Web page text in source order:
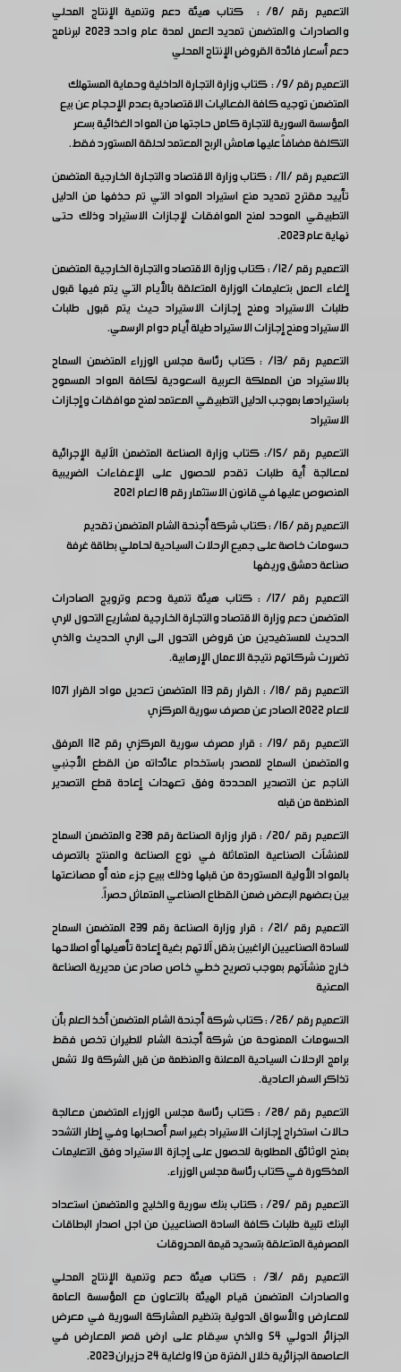
التعميم رقم /8/ : كتاب هيئة دعم وتنمية الإنتاج المحلي
والصادرات والمتضمن تمديد العمل لمدة عام واحد 2023 لبرنامج
دعم أسعار فائدة القروض الإنتاج المحلي
التعميم رقم /9/ : كتاب وزارة التجارة الداخلية وحماية المستهلك
المتضمن توجيه كافة الفعاليات الاقتصادية بعدم الإحجام عن بيع
المؤسسة السورية للتجارة كامل حاجتها من المواد الغذائية بسعر
التكلفة مضافاً عليها هامش الربح المعتمد لحلقة المستورد فقط.
التعميم رقم /11/ : كتاب وزارة الاقتصاد والتجارة الخارجية المتضمن
تأييد مقترح تمديد منع استيراد المواد التي تم حذفها من الدليل
التطبيقي الموحد لمنح الموافقات لإجازات الاستيراد وذلك حتى
نهاية عام 2023.
التعميم رقم /12/ : كتاب وزارة الاقتصاد والتجارة الخارجية المتضمن
إلغاء العمل بتعليمات الوزارة المتعلقة بالأيام التي يتم فيها قبول
طلبات الاستيراد ومنح إجازات الاستيراد حيث يتم قبول طلبات
الاستيراد ومنح إجازات الاستيراد طيلة أيام دوام الرسمي.
التعميم رقم /13/ : كتاب رئاسة مجلس الوزراء المتضمن السماح
بالاستيراد من المملكة العربية السعودية لكافة المواد المسموح
باستيرادها بموجب الدليل التطبيقي المعتمد لمنح موافقات وإجازات
الاستيراد
التعميم رقم /15/: كتاب وزارة الصناعة المتضمن الآلية الإجرائية
لمعالجة أية طلبات تقدم للحصول على الإعفاءات الضريبية
المنصوص عليها في قانون الاستثمار رقم 18 لعام 2021
التعميم رقم /16/ : كتاب شركة أجنحة الشام المتضمن تقديم
حسومات خاصة على جميع الرحلات السياحية لحاملي بطاقة غرفة
صناعة دمشق وريفها
التعميم رقم /17/ : كتاب هيئة تنمية ودعم وترويج الصادرات
المتضمن دعم وزارة الاقتصاد والتجارة الخارجية لمشاريع التحول للري
الحديث للمستفيدين من قروض التحول الى الري الحديث والذي
تضررت شركاتهم نتيجة الاعمال الإرهابية.
التعميم رقم /18/ : القرار رقم 113 المتضمن تعديل مواد القرار 1071
للعام 2022 الصادر عن مصرف سورية المركزي
التعميم رقم /19/ : قرار مصرف سورية المركزي رقم 112 المرفق
والمتضمن السماح للمصدر باستخدام عائداته من القطع الأجنبي
الناجم عن التصدير المحددة وفق تعهدات إعادة قطع التصدير
المنظمة من قبله
التعميم رقم /20/ : قرار وزارة الصناعة رقم 238 والمتضمن السماح
للمنشآت الصناعية المتماثلة في نوع الصناعة والمنتج بالتصرف
بالمواد الأولية المستوردة من قبلها وذلك ببيع جزء منه أو مصانعتها
بين بعضهم البعض ضمن القطاع الصناعي المتماثل حصراً.
التعميم رقم /21/ : قرار وزارة الصناعة رقم 239 المتضمن السماح
للسادة الصناعيين الراغبين بنقل آلاتهم بغية إعادة تأهيلها أو اصلاحها
خارج منشآتهم بموجب تصريح خطي خاص صادر عن مديرية الصناعة
المعنية
التعميم رقم /26/ : كتاب شركة أجنحة الشام المتضمن أخذ العلم بأن
الحسومات الممنوحة من شركة أجنحة الشام للطيران تخص فقط
برامج الرحلات السياحية المعلنة والمنظمة من قبل الشركة ولا تشمل
تذاكر السفر العادية.
التعميم رقم /28/ : كتاب رئاسة مجلس الوزراء المتضمن معالجة
حالات استخراج إجازات الاستيراد بغير اسم أصحابها وفي إطار التشدد
بمنح الوثائق المطلوبة للحصول على إجازة الاستيراد وفق التعليمات
المذكورة في كتاب رئاسة مجلس الوزراء.
التعميم رقم /29/ : كتاب بنك سورية والخليج والمتضمن استعداد
البنك تلبية طلبات كافة السادة الصناعيين من اجل اصدار البطاقات
المصرفية المتعلقة بتسديد قيمة المحروقات
التعميم رقم /31/ : كتاب هيئة دعم وتنمية الإنتاج المحلي
والصادرات المتضمن قيام الهيئة بالتعاون مع المؤسسة العامة
للمعارض والأسواق الدولية بتنظيم المشاركة السورية في معرض
الجزائر الدولي 54 والذي سيقام على ارض قصر المعارض في
العاصمة الجزائرية خلال الفترة من 19 ولغاية 24 حزيران 2023.